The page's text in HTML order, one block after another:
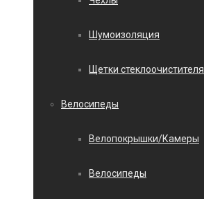
Шумоизоляция
Щетки стеклоочистителя
Велосипеды
Велопокрышки/Камеры
Велосипеды